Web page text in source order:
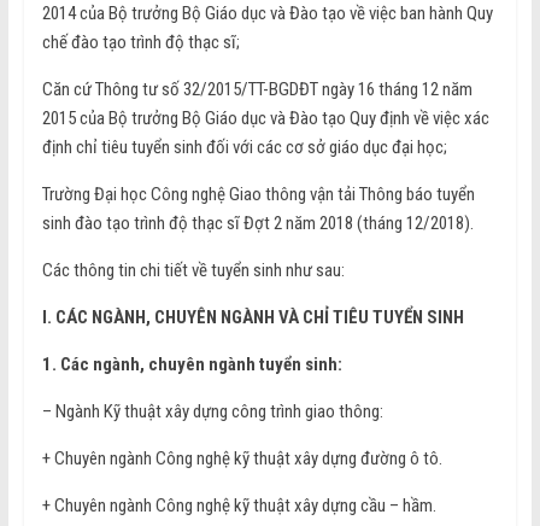
2014 của Bộ trưởng Bộ Giáo dục và Đào tạo về việc ban hành Quy
chế đào tạo trình độ thạc sĩ;
Căn cứ Thông tư số 32/2015/TT-BGDĐT ngày 16 tháng 12 năm
2015 của Bộ trưởng Bộ Giáo dục và Đào tạo Quy định về việc xác
định chỉ tiêu tuyển sinh đối với các cơ sở giáo dục đại học;
Trường Đại học Công nghệ Giao thông vận tải Thông báo tuyển
sinh đào tạo trình độ thạc sĩ Đợt 2 năm 2018 (tháng 12/2018).
Các thông tin chi tiết về tuyển sinh như sau:
I. CÁC NGÀNH, CHUYÊN NGÀNH VÀ CHỈ TIÊU TUYỂN SINH
1. Các ngành, chuyên ngành tuyển sinh:
– Ngành Kỹ thuật xây dựng công trình giao thông:
+ Chuyên ngành Công nghệ kỹ thuật xây dựng đường ô tô.
+ Chuyên ngành Công nghệ kỹ thuật xây dựng cầu – hầm.